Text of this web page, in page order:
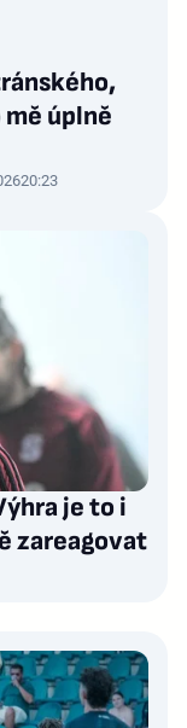
úplně
20:23
je to i
zareagovat